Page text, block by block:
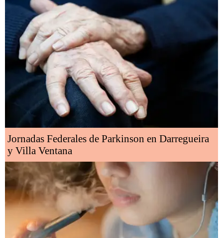
Jornadas Federales de Parkinson en Darregueira
y Villa Ventana